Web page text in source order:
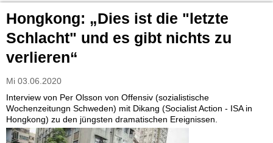
Hongkong: „Dies ist die "letzte
Schlacht" und es gibt nichts zu
verlieren“
Mi 03.06.2020
Interview von Per Olsson von Offensiv (sozialistische
Wochenzeitungn Schweden) mit Dikang (Socialist Action - ISA in
Hongkong) zu den jüngsten dramatischen Ereignissen.